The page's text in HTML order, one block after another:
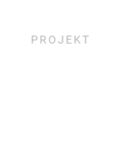
PROJEKT